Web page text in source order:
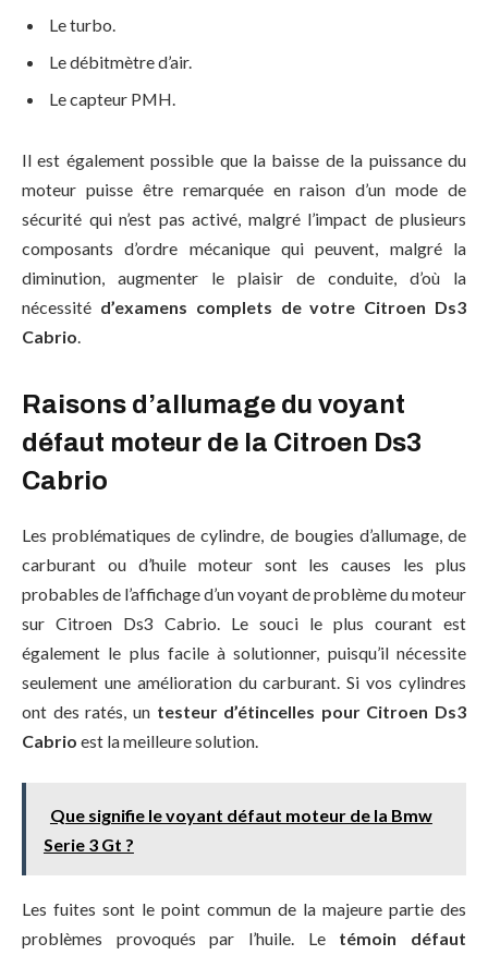
Le turbo.
Le débitmètre d’air.
Le capteur PMH.
Il est également possible que la baisse de la puissance du
moteur puisse être remarquée en raison d’un mode de
sécurité qui n’est pas activé, malgré l’impact de plusieurs
composants d’ordre mécanique qui peuvent, malgré la
diminution, augmenter le plaisir de conduite, d’où la
nécessité d’examens complets de votre Citroen Ds3
Cabrio.
Raisons d’allumage du voyant
défaut moteur de la Citroen Ds3
Cabrio
Les problématiques de cylindre, de bougies d’allumage, de
carburant ou d’huile moteur sont les causes les plus
probables de l’affichage d’un voyant de problème du moteur
sur Citroen Ds3 Cabrio. Le souci le plus courant est
également le plus facile à solutionner, puisqu’il nécessite
seulement une amélioration du carburant. Si vos cylindres
ont des ratés, un testeur d’étincelles pour Citroen Ds3
Cabrio est la meilleure solution.
Que signifie le voyant défaut moteur de la Bmw
Serie 3 Gt ?
Les fuites sont le point commun de la majeure partie des
problèmes provoqués par l’huile. Le témoin défaut